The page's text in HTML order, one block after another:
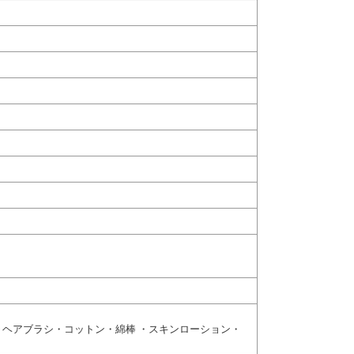
アブラシ・コットン・綿棒 ・スキンローション・